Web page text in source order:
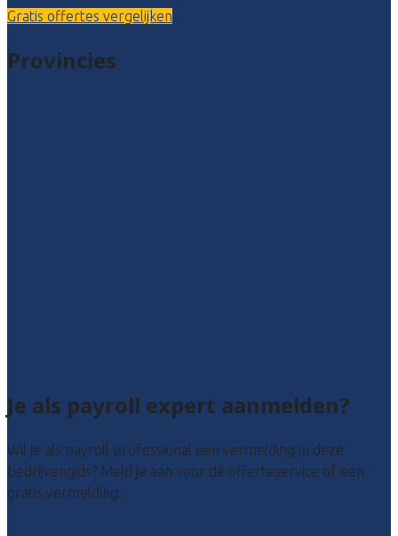
Gratis offertes vergelijken
Provincies
Je als payroll expert aanmelden?
Wil je als payroll professional een vermelding in deze
bedrijvengids? Meld je aan voor de offerteservice of een
gratis vermelding.